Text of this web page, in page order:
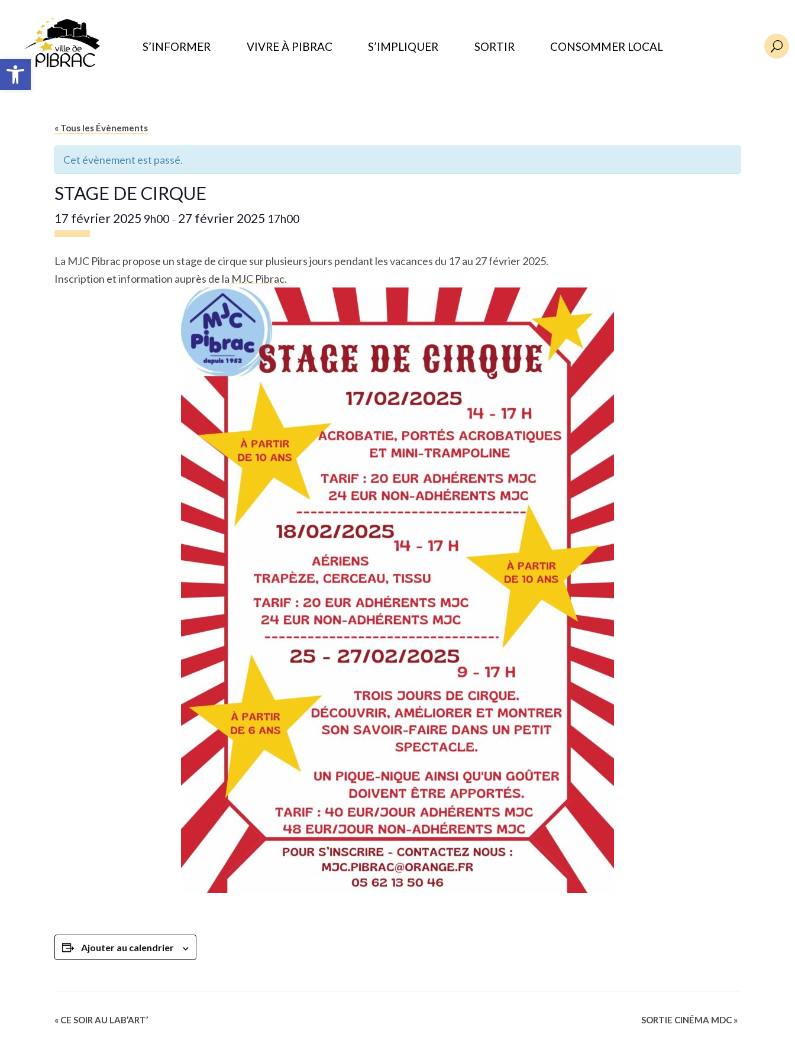
Ouvrir la barre d’outils
S’INFORMER VIVRE À PIBRAC S’IMPLIQUER SORTIR CONSOMMER LOCAL U
« Tous les Évènements
Cet évènement est passé.
STAGE DE CIRQUE
17 février 2025 9h00 – 27 février 2025 17h00
La MJC Pibrac propose un stage de cirque sur plusieurs jours pendant les vacances du 17 au 27 février 2025.
Inscription et information auprès de la MJC Pibrac.
Ajouter au calendrier
Navigation
« CE SOIR AU LAB’ART’ SORTIE CINÉMA MDC »